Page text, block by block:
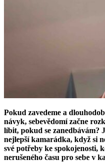
Pokud zavedeme a
návyk, sebevědomí začne
líbit, pokud se zanedbávám?
nejlepší kamarádka, když si
své potřeby ke spokojenosti,
nerušeného času pro sebe v